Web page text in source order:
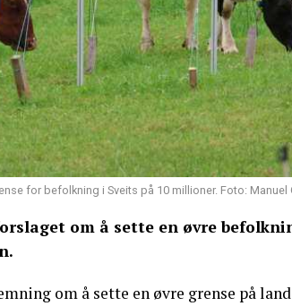
for befolkning i Sveits på 10 millioner. Foto: Manuel
om å sette en øvre
om å sette en øvre grense på